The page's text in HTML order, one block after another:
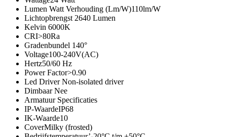
Lumen Watt Verhouding (Lm/W)110lm/W
Lichtopbrengst 2640 Lumen
Kelvin 6000K
CRI>80Ra
Gradenbundel 140°
Voltage100-240V(AC)
Hertz50/60 Hz
Power Factor>0.90
Led Driver Non-isolated driver
Dimbaar Nee
Armatuur Specificaties
IP-WaardeIP68
IK-Waarde10
CoverMilky (frosted)